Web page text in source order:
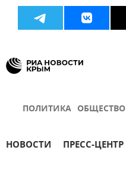
ПОЛИТИКА ОБЩЕСТВО
НОВОСТИ ПРЕСС-ЦЕНТР